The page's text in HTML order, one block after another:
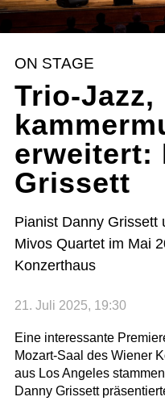
ON STAGE
Trio-Jazz,
erweitert:
Grissett
Pianist Danny Grissett
Mivos Quartet im Mai
Konzerthaus
21. Juli 2025, 19:30
Eine interessante
Mozart-Saal des Wiener
aus Los Angeles
Danny Grissett